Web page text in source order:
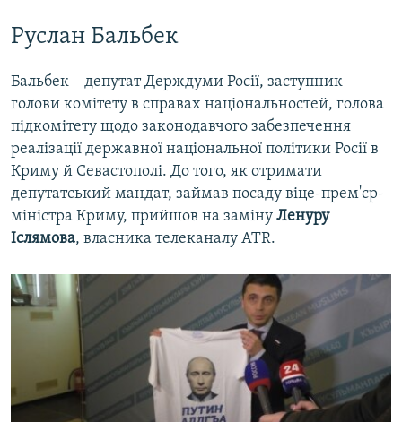
Руслан Бальбек
Бальбек – депутат Держдуми Росії, заступник
голови комітету в справах національностей, голова
підкомітету щодо законодавчого забезпечення
реалізації державної національної політики Росії в
Криму й Севастополі. До того, як отримати
депутатський мандат, займав посаду віце-прем'єр-
міністра Криму, прийшов на заміну Ленуру
Іслямова, власника телеканалу ATR.